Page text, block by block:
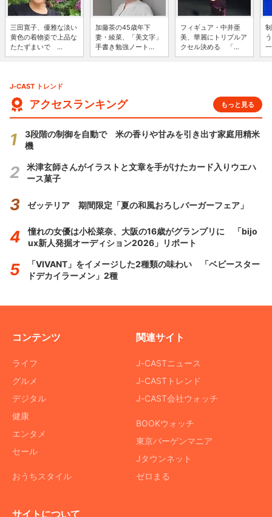
三田寛子、優雅な淡い
黄色の着物姿で上品な
たたずまいで ...
加藤茶の45歳年下
妻・綾菜、「美文字」
手書き勉強ノート...
フィギュア・中井亜
美、華麗にトリプルア
クセル決める 「...
J-CAST トレンド
アクセスランキング もっと見る
3段階の制御を自動で 米の香りや甘みを引き出す家庭用精米
機
米津玄師さんがイラストと文章を手がけたカード入りウエハ
ース菓子
ゼッテリア 期間限定「夏の和風おろしバーガーフェア」
憧れの女優は小松菜奈、大阪の16歳がグランプリに 「bijo
ux新人発掘オーディション2026」リポート
「VIVANT」をイメージした2種類の味わい 「ベビースター
ドデカイラーメン」2種
コンテンツ
ライフ
グルメ
デジタル
健康
エンタメ
セール
おうちスタイル
関連サイト
J-CASTニュース
J-CASTトレンド
J-CAST会社ウォッチ
BOOKウォッチ
東京バーゲンマニア
Jタウンネット
ゼロまる
サイトについて